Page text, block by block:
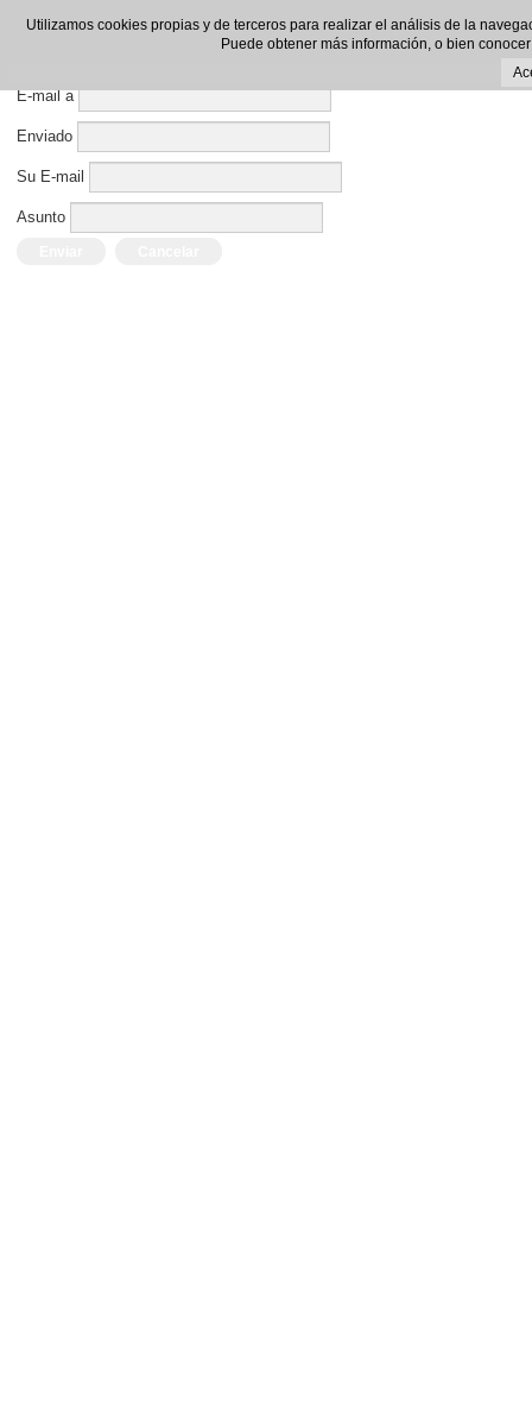
Enviar por E-mail este enlace a un amigo.
E-mail a
Enviado
Su E-mail
Asunto
Utilizamos cookies propias y de terceros para realizar el análisis de la
Puede obtener más información, o bien